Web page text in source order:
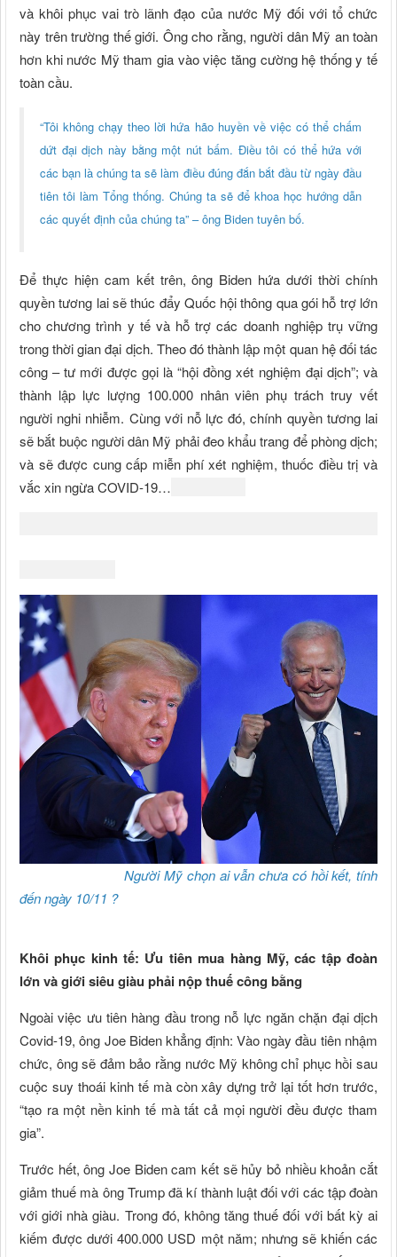
và khôi phục vai trò lãnh đạo của nước Mỹ đối với tổ chức
này trên trường thế giới. Ông cho rằng, người dân Mỹ an toàn
hơn khi nước Mỹ tham gia vào việc tăng cường hệ thống y tế
toàn cầu.
“Tôi không chạy theo lời hứa hão huyền về việc có thể chấm
dứt đại dịch này bằng một nút bấm. Điều tôi có thể hứa với
các bạn là chúng ta sẽ làm điều đúng đắn bắt đầu từ ngày đầu
tiên tôi làm Tổng thống. Chúng ta sẽ để khoa học hướng dẫn
các quyết định của chúng ta” – ông Biden tuyên bố.
Để thực hiện cam kết trên, ông Biden hứa dưới thời chính
quyền tương lai sẽ thúc đẩy Quốc hội thông qua gói hỗ trợ lớn
cho chương trình y tế và hỗ trợ các doanh nghiệp trụ vững
trong thời gian đại dịch. Theo đó thành lập một quan hệ đối tác
công – tư mới được gọi là “hội đồng xét nghiệm đại dịch”; và
thành lập lực lượng 100.000 nhân viên phụ trách truy vết
người nghi nhiễm. Cùng với nỗ lực đó, chính quyền tương lai
sẽ bắt buộc người dân Mỹ phải đeo khẩu trang để phòng dịch;
và sẽ được cung cấp miễn phí xét nghiệm, thuốc điều trị và
vắc xin ngừa COVID-19…
Người Mỹ chọn ai vẫn chưa có hồi kết, tính
đến ngày 10/11 ?
Khôi phục kinh tế: Ưu tiên mua hàng Mỹ, các tập đoàn
lớn và giới siêu giàu phải nộp thuế công bằng
Ngoài việc ưu tiên hàng đầu trong nỗ lực ngăn chặn đại dịch
Covid-19, ông Joe Biden khẳng định: Vào ngày đầu tiên nhậm
chức, ông sẽ đảm bảo rằng nước Mỹ không chỉ phục hồi sau
cuộc suy thoái kinh tế mà còn xây dựng trở lại tốt hơn trước,
“tạo ra một nền kinh tế mà tất cả mọi người đều được tham
gia”.
Trước hết, ông Joe Biden cam kết sẽ hủy bỏ nhiều khoản cắt
giảm thuế mà ông Trump đã kí thành luật đối với các tập đoàn
với giới nhà giàu. Trong đó, không tăng thuế đối với bất kỳ ai
kiếm được dưới 400.000 USD một năm; nhưng sẽ khiến các